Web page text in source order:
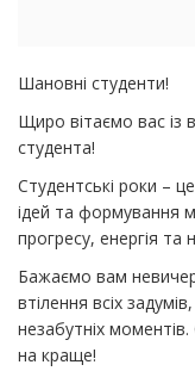
Шановні студенти!
Щиро вітаємо вас
студента!
​Студентські роки –
ідей та формування
прогресу, енергія та
​Бажаємо вам
втілення всіх
незабутніх
на краще!